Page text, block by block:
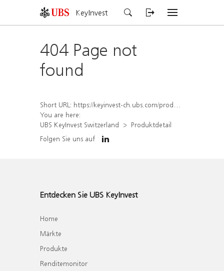
KeyInvest
404 Page not
found
Short URL: https://keyinvest-ch.ubs.com/produkt/detail/index/isin/CH1562159686
You are here:
UBS KeyInvest Switzerland
Produktdetail
Folgen Sie uns auf
Entdecken Sie UBS KeyInvest
Home
Märkte
Produkte
Renditemonitor